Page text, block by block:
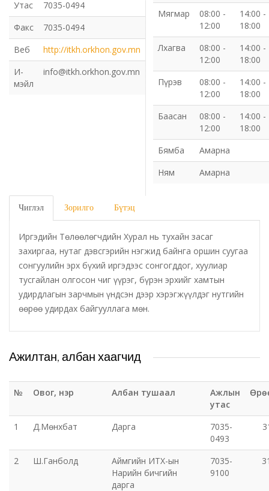
Газрын харилцаа барилга хот байгуулалтын газар
Нийгмийн даатгалын газар
Орон нутгийн Өмчийн газар
Орхон аймаг дахь Гаалийн газар
Орхон аймгийн Байгаль орчны газар
Санхүүгийн хяналт, дотоод аудитын газар
Стандарт, хэмжил зүйн хэлтэс
Статистикийн хэлтэс
Татварын газар
Ус цаг уур, орчны шинжилгээний төв
Хүүхэд, гэр бүлийн хөгжил, хамгааллын газар
Хөдөлмөр, халамжийн үйлчилгээний газар
Цагдаагийн газар
Шүүх шинжилгээний хэлтэс
Утас
7035-0494
Факс
7035-0494
Веб
http://itkh.orkhon.gov.mn
И-
мэйл
info@itkh.orkhon.gov.mn
Мягмар
08:00 -
12:00
14:00 -
18:00
Лхагва
08:00 -
12:00
14:00 -
18:00
Пүрэв
08:00 -
12:00
14:00 -
18:00
Баасан
08:00 -
12:00
14:00 -
18:00
Бямба
Амарна
Ням
Амарна
Чиглэл Зорилго Бүтэц
Иргэдийн Төлөөлөгчдийн Хурал нь тухайн засаг
захиргаа, нутаг дэвсгэрийн нэгжид байнга оршин суугаа
сонгуулийн эрх бүхий иргэдээс сонгогддог, хуулиар
тусгайлан олгосон чиг үүрэг, бүрэн эрхийг хамтын
удирдлагын зарчмын үндсэн дээр хэрэгжүүлдэг нутгийн
өөрөө удирдах байгууллага мөн.
Ажилтан, албан хаагчид
№ Овог, нэр Албан тушаал
Ажлын
утас
1 Д.Мөнхбат Дарга
7035-
0493
2 Ш.Ганболд
Аймгийн ИТХ-ын
Нарийн бичгийн
дарга
7035-
9100